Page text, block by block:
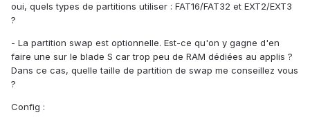
oui, quels types de partitions utiliser : FAT16/FAT32 et EXT2/EXT3
?
- La partition swap est optionnelle. Est-ce qu'on y gagne d'en
faire une sur le blade S car trop peu de RAM dédiées au applis ?
Dans ce cas, quelle taille de partition de swap me conseillez vous
?
Config :